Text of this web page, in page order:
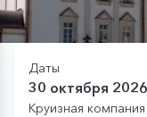
Даты
30 октября
Круизная компания